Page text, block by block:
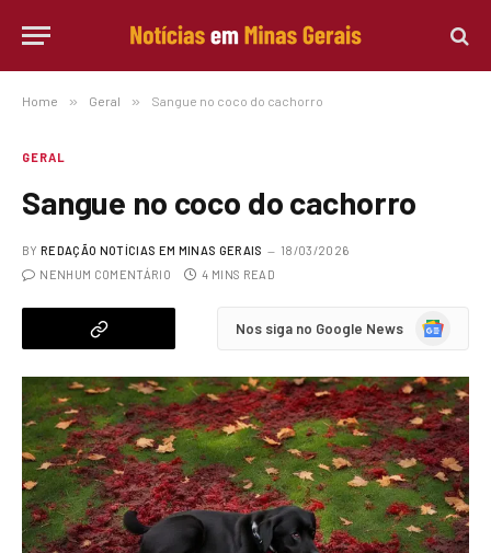
Home » Geral » Sangue no coco do cachorro
GERAL
Sangue no coco do cachorro
BY REDAÇÃO NOTÍCIAS EM MINAS GERAIS
18/03/2026
NENHUM COMENTÁRIO
4 MINS READ
Nos siga no Google News
Google